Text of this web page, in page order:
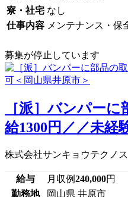
寮・社宅 なし
仕事内容 メンテナンス・保
募集が停止しています
［派］バンパー
給1300円／／未経
株式会社サンキョウテクノ
給与 月収例240,000円
勤務地
岡山県 井原市